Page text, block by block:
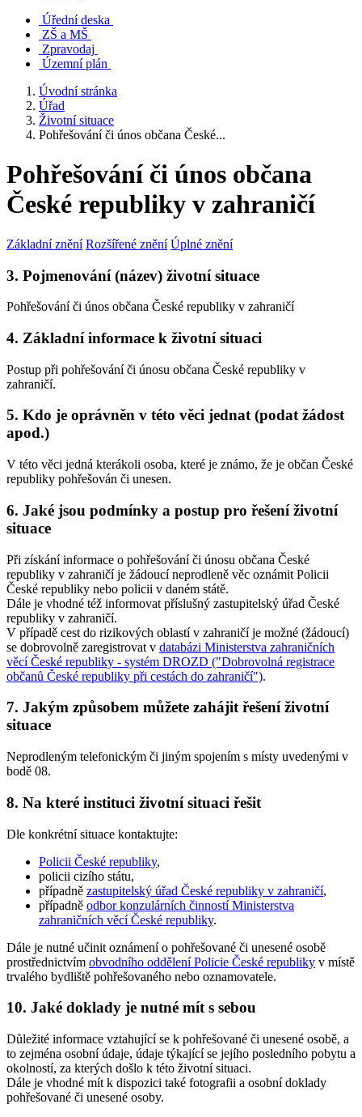
Úřední deska
ZŠ a MŠ
Zpravodaj
Územní plán
Úvodní stránka
Úřad
Životní situace
Pohřešování či únos občana České...
Pohřešování či únos občana
České republiky v zahraničí
Základní znění Rozšířené znění Úplné znění
3. Pojmenování (název) životní situace
Pohřešování či únos občana České republiky v zahraničí
4. Základní informace k životní situaci
Postup při pohřešování či únosu občana České republiky v
zahraničí.
5. Kdo je oprávněn v této věci jednat (podat žádost
apod.)
V této věci jedná kterákoli osoba, které je známo, že je občan České
republiky pohřešován či unesen.
6. Jaké jsou podmínky a postup pro řešení životní
situace
Při získání informace o pohřešování či únosu občana České
republiky v zahraničí je žádoucí neprodleně věc oznámit Policii
České republiky nebo policii v daném státě.
Dále je vhodné též informovat příslušný zastupitelský úřad České
republiky v zahraničí.
V případě cest do rizikových oblastí v zahraničí je možné (žádoucí)
se dobrovolně zaregistrovat v databázi Ministerstva zahraničních
věcí České republiky - systém DROZD ("Dobrovolná registrace
občanů České republiky při cestách do zahraničí").
7. Jakým způsobem můžete zahájit řešení životní
situace
Neprodleným telefonickým či jiným spojením s místy uvedenými v
bodě 08.
8. Na které instituci životní situaci řešit
Dle konkrétní situace kontaktujte:
Policii České republiky,
policii cizího státu,
případně zastupitelský úřad České republiky v zahraničí,
případně odbor konzulárních činností Ministerstva
zahraničních věcí České republiky.
Dále je nutné učinit oznámení o pohřešované či unesené osobě
prostřednictvím obvodního oddělení Policie České republiky v místě
trvalého bydliště pohřešovaného nebo oznamovatele.
10. Jaké doklady je nutné mít s sebou
Důležité informace vztahující se k pohřešované či unesené osobě, a
to zejména osobní údaje, údaje týkající se jejího posledního pobytu a
okolností, za kterých došlo k této životní situaci.
Dále je vhodné mít k dispozici také fotografii a osobní doklady
pohřešované či unesené osoby.